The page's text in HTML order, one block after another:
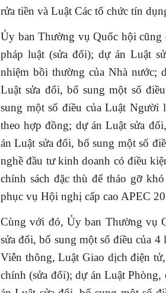
rửa tiền và Luật Các tổ chức tín
Ủy ban Thường vụ Quốc hội
pháp luật (sửa đổi); dự án Luật
nhiệm bồi thường của Nhà nước;
Luật sửa đổi, bổ sung một số
sung một số điều của Luật
theo hợp đồng; dự án Luật sửa
án Luật sửa đổi, bổ sung một số
nghề đầu tư kinh doanh có điều
chính sách đặc thù để tháo gỡ
phục vụ Hội nghị cấp cao APEC
Cùng với đó, Ủy ban Thường vụ
sửa đổi, bổ sung một số điều của
Viễn thông, Luật Giao dịch điện
chính (sửa đổi); dự án Luật